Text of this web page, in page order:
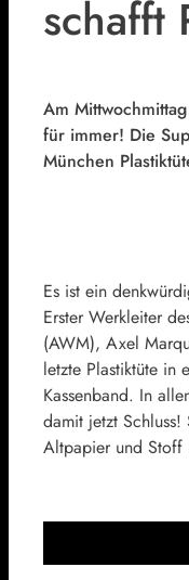
schafft
Am
für immer! Die
München
Es ist ein
Erster Werkleiter
(AWM), Axel
letzte Plastiktüte in
Kassenband. In
damit jetzt
Altpapier und Stoff